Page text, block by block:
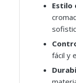
Estilo
fácil y